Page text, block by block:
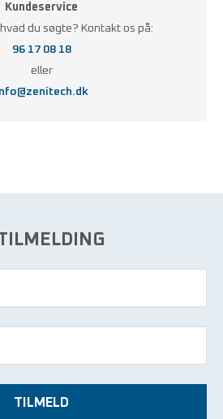
Kundeservice
du søgte? Kontakt os på:
96 17 08 18
eller
TILMELD